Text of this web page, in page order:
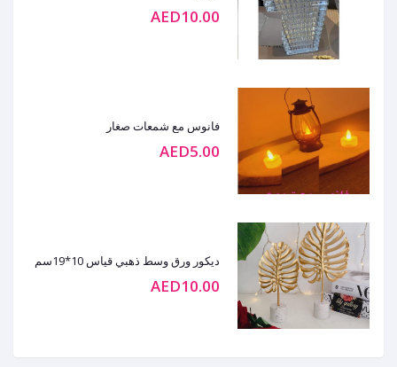
AED10.00
فانوس مع شمعات صغار
AED5.00
ديكور ورق وسط ذهبي قياس 10*19سم
AED10.00